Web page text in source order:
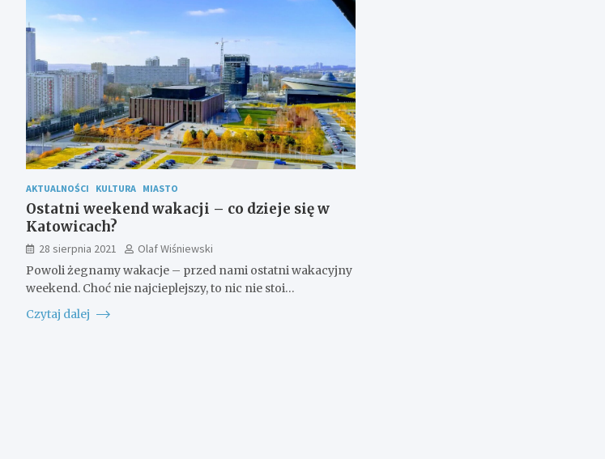
AKTUALNOŚCI KULTURA MIASTO
Ostatni weekend wakacji – co dzieje się w
Katowicach?
28 sierpnia 2021
Olaf Wiśniewski
Powoli żegnamy wakacje – przed nami ostatni wakacyjny
weekend. Choć nie najcieplejszy, to nic nie stoi…
Czytaj dalej